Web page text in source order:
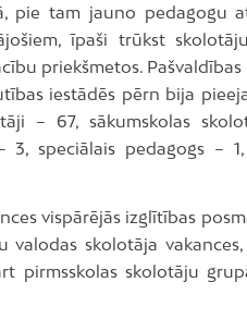
pie tam jauno pedagogu
īpaši trūkst
priekšmetos. Pašvaldības
iestādēs pērn bija
– 67, sākumskolas
speciālais pedagogs – 1,
vispārējās izglītības
valodas skolotāja
pirmsskolas skolotāju